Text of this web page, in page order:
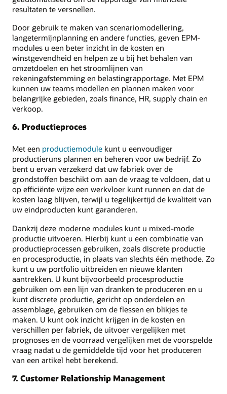
resultaten te versnellen.
Door gebruik te maken van scenariomodellering,
langetermijnplanning en andere functies, geven EPM-
modules u een beter inzicht in de kosten en
winstgevendheid en helpen ze u bij het behalen van
omzetdoelen en het stroomlijnen van
rekeningafstemming en belastingrapportage. Met EPM
kunnen uw teams modellen en plannen maken voor
belangrijke gebieden, zoals finance, HR, supply chain en
verkoop.
6. Productieproces
Met een productiemodule kunt u eenvoudiger
productieruns plannen en beheren voor uw bedrijf. Zo
bent u ervan verzekerd dat uw fabriek over de
grondstoffen beschikt om aan de vraag te voldoen, dat u
op efficiënte wijze een werkvloer kunt runnen en dat de
kosten laag blijven, terwijl u tegelijkertijd de kwaliteit van
uw eindproducten kunt garanderen.
Dankzij deze moderne modules kunt u mixed-mode
productie uitvoeren. Hierbij kunt u een combinatie van
productieprocessen gebruiken, zoals discrete productie
en procesproductie, in plaats van slechts één methode. Zo
kunt u uw portfolio uitbreiden en nieuwe klanten
aantrekken. U kunt bijvoorbeeld procesproductie
gebruiken om een lijn van dranken te produceren en u
kunt discrete productie, gericht op onderdelen en
assemblage, gebruiken om de flessen en blikjes te
maken. U kunt ook inzicht krijgen in de kosten en
verschillen per fabriek, de uitvoer vergelijken met
prognoses en de voorraad vergelijken met de voorspelde
vraag nadat u de gemiddelde tijd voor het produceren
van een artikel hebt berekend.
7. Customer Relationship Management